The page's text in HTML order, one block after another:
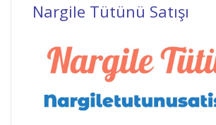
Nargile Tütünü Satışı